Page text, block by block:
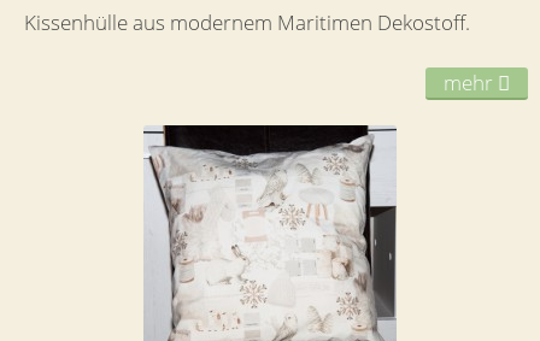
Kissenhülle aus modernem Maritimen Dekostoff.
mehr